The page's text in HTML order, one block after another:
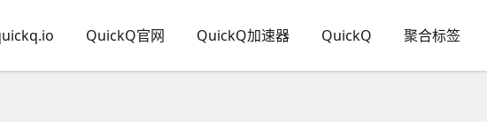
QuickQ官网 QuickQ加速器 QuickQ 聚合标签